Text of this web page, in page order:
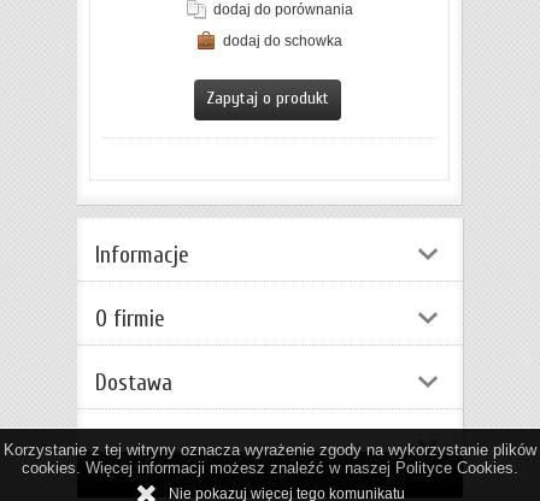
dodaj do porównania
dodaj do schowka
Zapytaj o produkt
Informacje
O firmie
Dostawa
Sklep internetowy shopGold
Korzystanie z tej witryny oznacza wyrażenie zgody na wykorzystanie plików
cookies. Więcej informacji możesz znaleźć w naszej Polityce Cookies.
Nie pokazuj więcej tego komunikatu